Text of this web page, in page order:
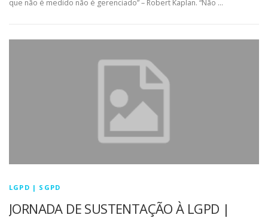
que não é medido não é gerenciado” – Robert Kaplan. “Não …
LGPD | SGPD
JORNADA DE SUSTENTAÇÃO À LGPD |